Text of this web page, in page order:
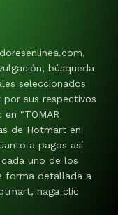
búsqueda
seleccionados
sus respectivos
"TOMAR
de Hotmart en
a pagos así
uno de los
forma detallada a
haga clic